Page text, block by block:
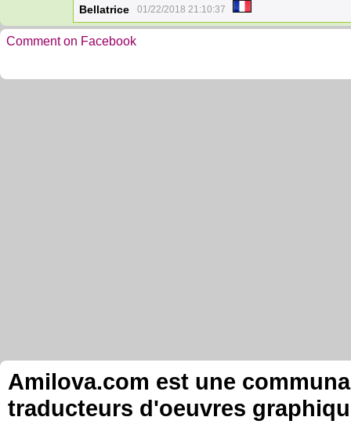
Bellatrice 01/22/2018 21:10:37
Comment on Facebook
Amilova.com est une
traducteurs d'oeuvres